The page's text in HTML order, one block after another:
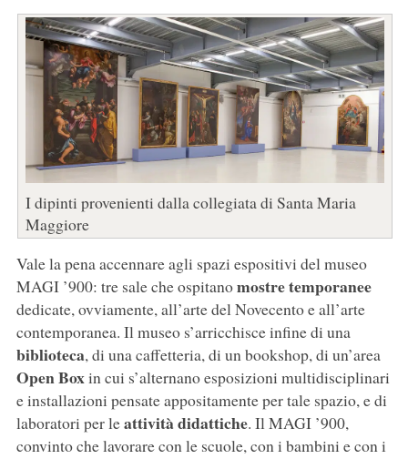
I dipinti provenienti dalla collegiata di Santa Maria
Maggiore
Vale la pena accennare agli spazi espositivi del museo
MAGI ’900: tre sale che ospitanomostre temporanee
dedicate, ovviamente, all’arte del Novecento e all’arte
contemporanea. Il museo s’arricchisce infine di una
biblioteca, di una caffetteria, di un bookshop, di un’area
Open Boxin cui s’alternano esposizioni multidisciplinari
e installazioni pensate appositamente per tale spazio, e di
laboratori per leattività didattiche. Il MAGI ’900,
convinto che lavorare con le scuole, con i bambini e con i